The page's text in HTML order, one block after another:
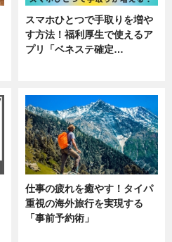
スマホひとつで手取りを増や
す方法！福利厚生で使えるア
プリ「ベネステ確定…
仕事の疲れを癒やす！タイパ
重視の海外旅行を実現する
「事前予約術」